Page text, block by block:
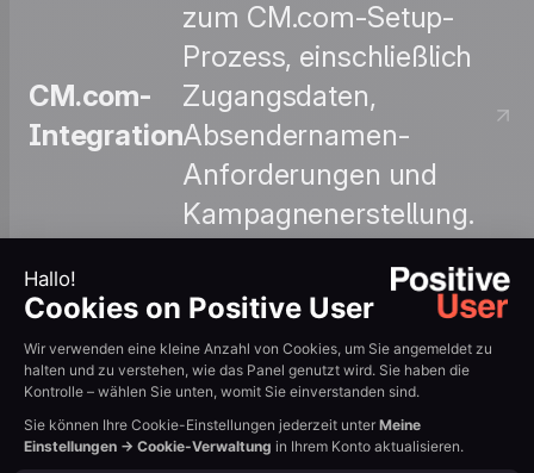
CM.com-
Integration
zum CM.com-Setup-
Prozess, einschließlich
Zugangsdaten,
Absendernamen-
Anforderungen und
Kampagnenerstellung.
SMS-
Kampagnen
: Erfahren Sie, wie Sie
SMS-Kampagnen im
Positive User-Panel